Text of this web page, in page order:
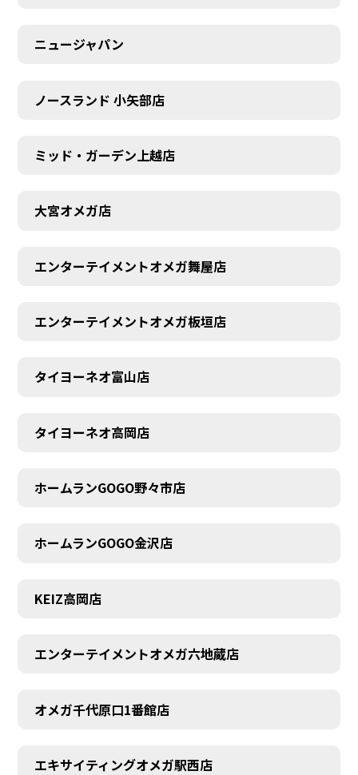
ニュージャパン
ノースランド 小矢部店
ミッド・ガーデン上越店
大宮オメガ店
エンターテイメントオメガ舞屋店
エンターテイメントオメガ板垣店
タイヨーネオ富山店
タイヨーネオ高岡店
ホームランGOGO野々市店
ホームランGOGO金沢店
KEIZ高岡店
エンターテイメントオメガ六地蔵店
オメガ千代原口1番館店
エキサイティングオメガ駅西店